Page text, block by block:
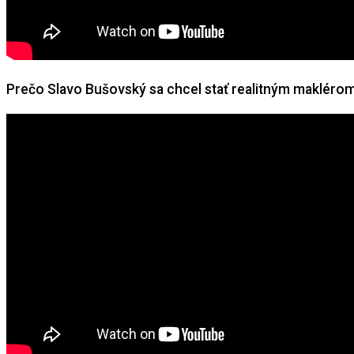
Prečo Slavo Bušovský sa chcel stať realitným